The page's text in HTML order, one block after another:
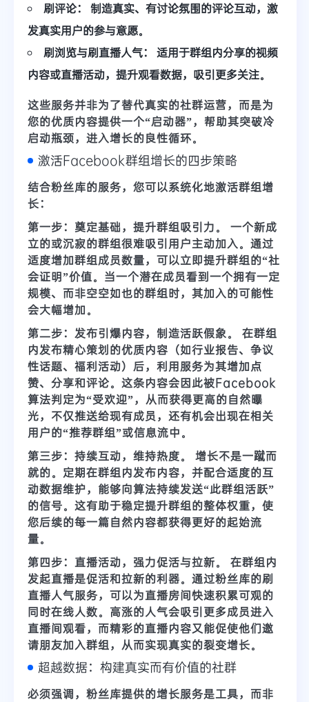
刷评论：
制造真实、有讨论氛围的评论互动，激
发真实用户的参与意愿。
刷浏览与刷直播人气：
适用于群组内分享的视频
内容或直播活动，提升观看数据，吸引更多关注。
这些服务并非为了替代真实的社群运营，而是为
您的优质内容提供一个“启动器”，帮助其突破冷
启动瓶颈，进入增长的良性循环。
激活Facebook群组增长的四步策略
结合粉丝库的服务，您可以系统化地激活群组增
长：
第一步：奠定基础，提升群组吸引力。
一个新成
立的或沉寂的群组很难吸引用户主动加入。通过
适度增加群组成员数量，可以立即提升群组的“社
会证明”价值。当一个潜在成员看到一个拥有一定
规模、而非空空如也的群组时，其加入的可能性
会大幅增加。
第二步：发布引爆内容，制造活跃假象。
在群组
内发布精心策划的优质内容（如行业报告、争议
性话题、福利活动）后，利用服务为其增加点
赞、分享和评论。这条内容会因此被Facebook
算法判定为“受欢迎”，从而获得更高的自然曝
光，不仅推送给现有成员，还有机会出现在相关
用户的“推荐群组”或信息流中。
第三步：持续互动，维持热度。
增长不是一蹴而
就的。定期在群组内发布内容，并配合适度的互
动数据维护，能够向算法持续发送“此群组活跃”
的信号。这有助于稳定提升群组的整体权重，使
您后续的每一篇自然内容都获得更好的起始流
量。
第四步：直播活动，强力促活与拉新。
在群组内
发起直播是促活和拉新的利器。通过粉丝库的刷
直播人气服务，可以为直播房间快速积累可观的
同时在线人数。高涨的人气会吸引更多成员进入
直播间观看，而精彩的直播内容又能促使他们邀
请朋友加入群组，从而实现真实的裂变增长。
超越数据：构建真实而有价值的社群
必须强调， 粉丝库提供的增长服务是工具，而非